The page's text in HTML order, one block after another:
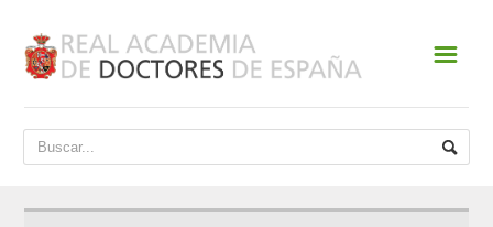
ACADEMIA
DATOS HISTÓRICOS
☰